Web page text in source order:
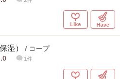
Like Have
湿） / コープ
1件